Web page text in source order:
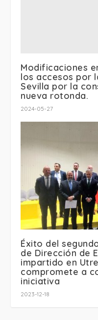
Modificaciones
los accesos por
Sevilla por la
nueva rotonda.
2024-05-27
Éxito del
de Dirección de
impartido en
compromete a
iniciativa
2023-12-18